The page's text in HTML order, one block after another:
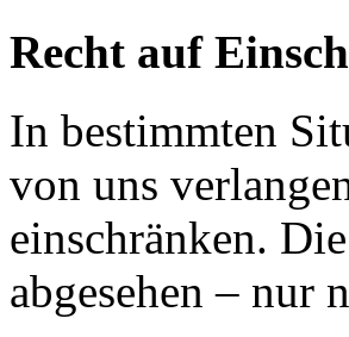
Recht auf
In bestimmten
von uns
einschränken.
abgesehen – nur